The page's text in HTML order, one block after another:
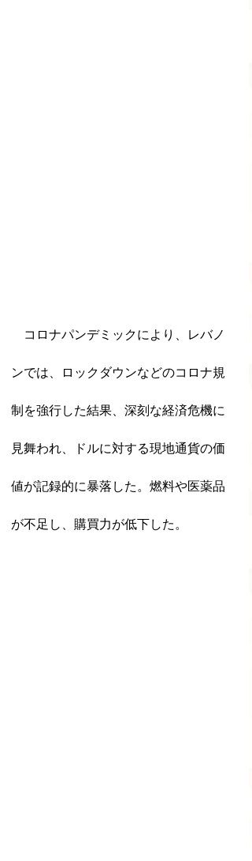
コロナパンデミックにより、レバノ
ンでは、ロックダウンなどのコロナ規
制を強行した結果、深刻な経済危機に
見舞われ、ドルに対する現地通貨の価
値が記録的に暴落した。燃料や医薬品
が不足し、購買力が低下した。